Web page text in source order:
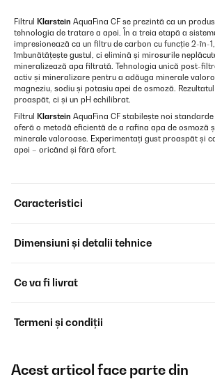
Filtrul Klarstein AquaFina CF se prezintă ca un
tehnologia de tratare a apei. În a treia etapă a
impresionează ca un filtru de carbon cu funcție 2-în-
îmbunătățește gustul, ci elimină și mirosurile
mineralizează apa filtrată. Tehnologia unică post-
activ și mineralizare pentru a adăuga minerale
magneziu, sodiu și potasiu apei de osmoză.
proaspăt, ci și un pH echilibrat.
Filtrul Klarstein AquaFina CF stabilește noi
oferă o metodă eficientă de a rafina apa de osmoză
minerale valoroase. Experimentați gust proaspăt și
apei – oricând și fără efort.
Caracteristici
Dimensiuni și detalii tehnice
Ce va fi livrat
Termeni și condiții
Acest articol face parte din